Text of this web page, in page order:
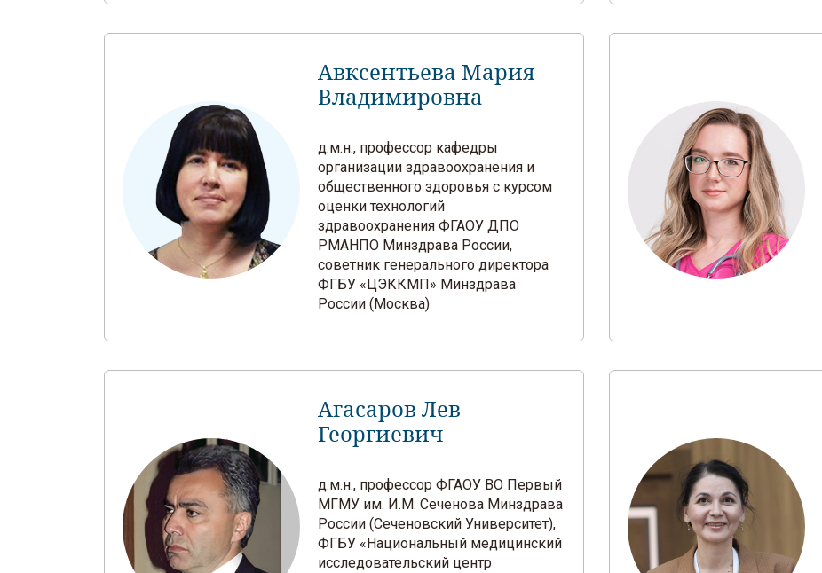
Авксентьева Мария
Владимировна
д.м.н., профессор кафедры
организации здравоохранения и
общественного здоровья с курсом
оценки технологий
здравоохранения ФГАОУ ДПО
РМАНПО Минздрава России,
советник генерального директора
ФГБУ «ЦЭККМП» Минздрава
России (Москва)
Агасаров Лев
Георгиевич
д.м.н., профессор ФГАОУ ВО Первый
МГМУ им. И.М. Сеченова Минздрава
России (Сеченовский Университет),
ФГБУ «Национальный медицинский
исследовательский центр